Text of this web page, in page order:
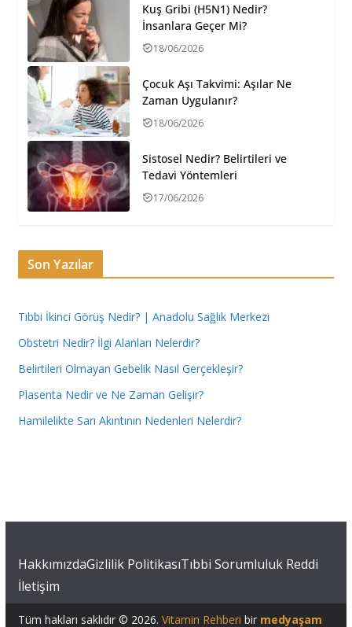
Kuş Gribi (H5N1) Nedir?
İnsanlara Geçer Mi?
18/06/2026
Çocuk Aşı Takvimi: Aşılar Ne
Zaman Uygulanır?
18/06/2026
Sistosel Nedir? Belirtileri ve
Tedavi Yöntemleri
17/06/2026
Son Yazılar
Tıbbi İkinci Görüş Nedir? | Anadolu Sağlık Merkezi
Obstetri Nedir? İlgi Alanları Nelerdir?
Belirtileri Olmayan Gebelik Nasıl Gerçekleşir?
Plasenta Nedir ve Ne Zaman Gelişir?
Hamilelikte Sarı Akıntının Nedenleri Nelerdir?
HakkımızdaGizlilik PolitikasıTıbbi Sorumluluk Reddi
İletişim
Tüm hakları saklıdır © 2026. Vitamin Rehberi bir medyaşam